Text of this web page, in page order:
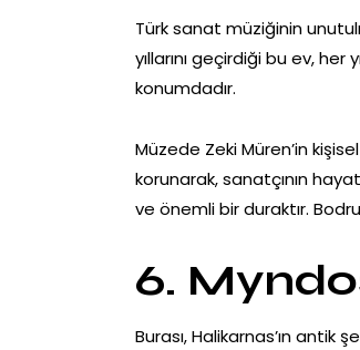
Türk sanat müziğinin
yıllarını geçirdiği bu ev,
konumdadır.
Müzede Zeki Müren’in
korunarak, sanatçının
ve önemli bir duraktır.
6.
Burası, Halikarnas’ın antik